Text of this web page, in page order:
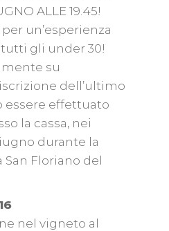
ALLE 19.45!
un’esperienza
gli under 30!
su
dell’ultimo
effettuato
la cassa, nei
durante la
Floriano del
nel vigneto al